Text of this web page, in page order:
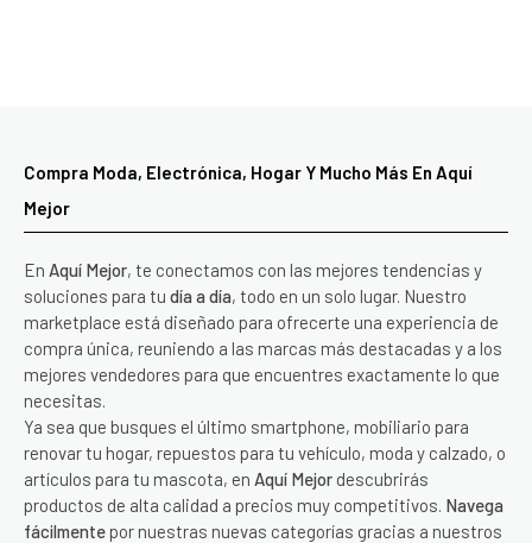
Compra Moda, Electrónica, Hogar Y Mucho Más En Aquí
Mejor
En Aquí Mejor, te conectamos con las mejores tendencias y
soluciones para tu día a día, todo en un solo lugar. Nuestro
marketplace está diseñado para ofrecerte una experiencia de
compra única, reuniendo a las marcas más destacadas y a los
mejores vendedores para que encuentres exactamente lo que
necesitas.
Ya sea que busques el último smartphone, mobiliario para
renovar tu hogar, repuestos para tu vehículo, moda y calzado, o
artículos para tu mascota, en Aquí Mejor descubrirás
productos de alta calidad a precios muy competitivos. Navega
fácilmente por nuestras nuevas categorías gracias a nuestros